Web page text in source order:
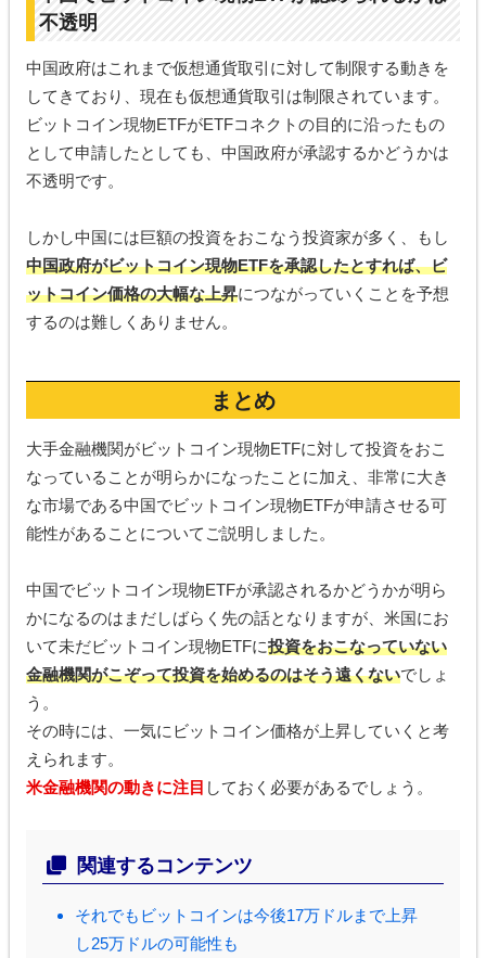
不透明
中国政府はこれまで仮想通貨取引に対して制限する動きを
してきており、現在も仮想通貨取引は制限されています。
ビットコイン現物ETFがETFコネクトの目的に沿ったもの
として申請したとしても、中国政府が承認するかどうかは
不透明です。
しかし中国には巨額の投資をおこなう投資家が多く、もし
中国政府がビットコイン現物ETFを承認したとすれば、ビ
ットコイン価格の大幅な上昇につながっていくことを予想
するのは難しくありません。
まとめ
大手金融機関がビットコイン現物ETFに対して投資をおこ
なっていることが明らかになったことに加え、非常に大き
な市場である中国でビットコイン現物ETFが申請させる可
能性があることについてご説明しました。
中国でビットコイン現物ETFが承認されるかどうかが明ら
かになるのはまだしばらく先の話となりますが、米国にお
いて未だビットコイン現物ETFに投資をおこなっていない
金融機関がこぞって投資を始めるのはそう遠くないでしょ
う。
その時には、一気にビットコイン価格が上昇していくと考
えられます。
米金融機関の動きに注目 しておく必要があるでしょう。
関連するコンテンツ
それでもビットコインは今後17万ドルまで上昇
し25万ドルの可能性も